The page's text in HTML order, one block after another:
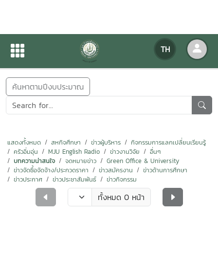
TH
ข่าวสารกิจกรรม
ค้นหาตามปีงบประมาณ
แสดงทั้งหมด สหกิจศึกษา ข่าวผู้บริหาร
กิจกรรมการแลกเปลี่ยนเรียนรู้
ครัวอิ่มอุ่น
MJU English Radio ข่าวงานวิจัย
อื่นๆ
บทความน่าสนใจ
จดหมายข่าว
Green Office & University
ข่าวจัดซื้อจัดจ้าง/ประกวดราคา
ข่าวสมัครงาน
ข่าวด้านการศึกษา
ข่าวประกาศ
ข่าวประชาสัมพันธ์ ข่าวกิจกรรม
ทั้งหมด 0 หน้า